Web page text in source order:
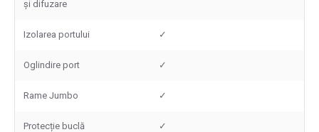
și difuzare
Izolarea portului ✓
Oglindire port ✓
Rame Jumbo ✓
Protecție buclă ✓